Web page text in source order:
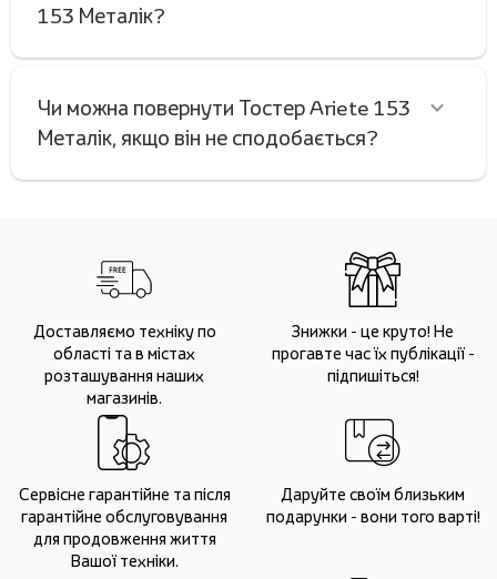
153 Металік?
Чи можна повернути Тостер Ariete 153
Металік, якщо він не сподобається?
Доставляємо техніку по
області та в містах
розташування наших
магазинів.
Знижки - це круто! Не
прогавте час їх публікації -
підпишіться!
Сервісне гарантійне та після
гарантійне обслуговування
для продовження життя
Вашої техніки.
Даруйте своїм близьким
подарунки - вони того варті!